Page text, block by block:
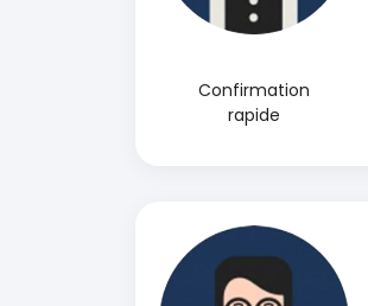
Confirmation
rapide